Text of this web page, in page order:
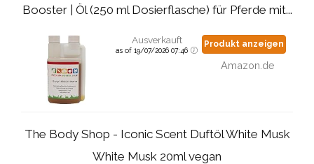
Booster | Öl (250 ml Dosierflasche) für Pferde mit...
Ausverkauft
as of 19/07/2026 07:46
Produkt anzeigen
Amazon.de
The Body Shop - Iconic Scent Duftöl White Musk
White Musk 20ml vegan